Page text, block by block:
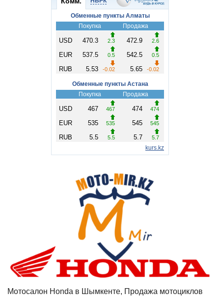
Мотосалон Honda в Шымкенте, Продажа мотоциклов